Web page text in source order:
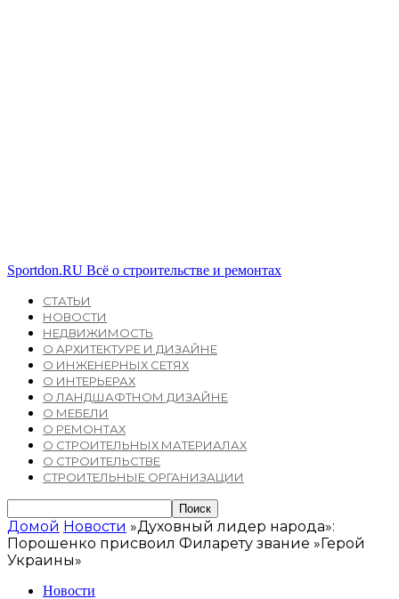
Sportdon.RU Всё о строительстве и ремонтах
СТАТЬИ
НОВОСТИ
НЕДВИЖИМОСТЬ
О АРХИТЕКТУРЕ И ДИЗАЙНЕ
О ИНЖЕНЕРНЫХ СЕТЯХ
О ИНТЕРЬЕРАХ
О ЛАНДШАФТНОМ ДИЗАЙНЕ
О МЕБЕЛИ
О РЕМОНТАХ
О СТРОИТЕЛЬНЫХ МАТЕРИАЛАХ
О СТРОИТЕЛЬСТВЕ
СТРОИТЕЛЬНЫЕ ОРГАНИЗАЦИИ
Домой Новости »Духовный лидер народа»:
Порошенко присвоил Филарету звание »Герой
Украины»
Новости